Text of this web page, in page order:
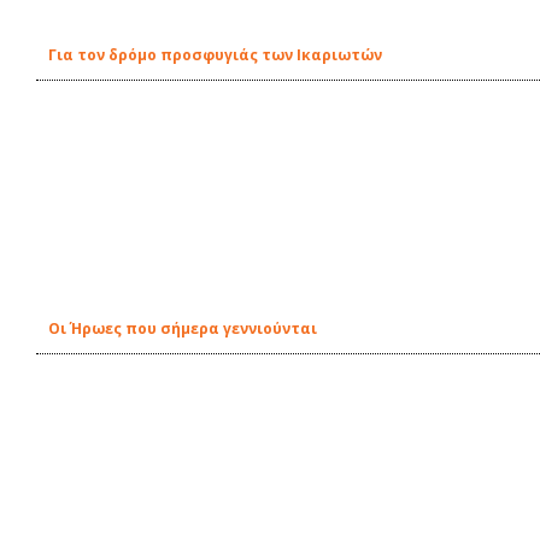
Για τον δρόμο προσφυγιάς των Ικαριωτών
Οι Ήρωες που σήμερα γεννιούνται